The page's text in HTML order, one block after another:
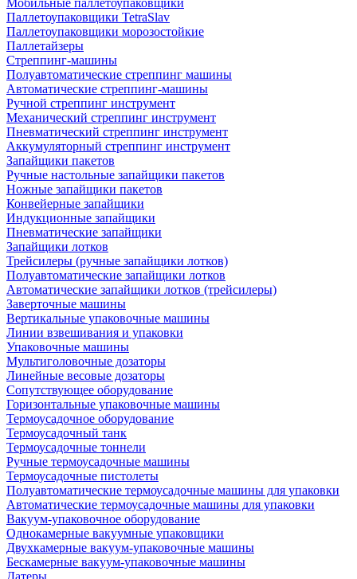
Мобильные паллетоупаковщики
Паллетоупаковщики TetraSlav
Паллетоупаковщики морозостойкие
Паллетайзеры
Стреппинг-машины
Полуавтоматические стреппинг машины
Автоматические стреппинг-машины
Ручной стреппинг инструмент
Механический стреппинг инструмент
Пневматический стреппинг инструмент
Аккумуляторный стреппинг инструмент
Запайщики пакетов
Ручные настольные запайщики пакетов
Ножные запайщики пакетов
Конвейерные запайщики
Индукционные запайщики
Пневматические запайщики
Запайщики лотков
Трейсилеры (ручные запайщики лотков)
Полуавтоматические запайщики лотков
Автоматические запайщики лотков (трейсилеры)
Заверточные машины
Вертикальные упаковочные машины
Линии взвешивания и упаковки
Упаковочные машины
Мультиголовочные дозаторы
Линейные весовые дозаторы
Сопутствующее оборудование
Горизонтальные упаковочные машины
Термоусадочное оборудование
Термоусадочный танк
Термоусадочные тоннели
Ручные термоусадочные машины
Термоусадочные пистолеты
Полуавтоматические термоусадочные машины для упаковки
Автоматические термоусадочные машины для упаковки
Вакуум-упаковочное оборудование
Однокамерные вакуумные упаковщики
Двухкамерные вакуум-упаковочные машины
Бескамерные вакуум-упаковочные машины
Датеры